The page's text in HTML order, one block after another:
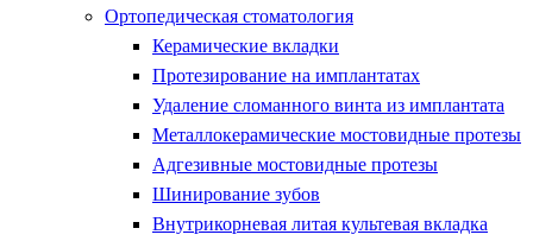
Ортопедическая стоматология
Керамические вкладки
Протезирование на имплантатах
Удаление сломанного винта из имплантата
Металлокерамические мостовидные протезы
Адгезивные мостовидные протезы
Шинирование зубов
Внутрикорневая литая культевая вкладка